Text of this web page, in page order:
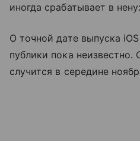
иногда срабатывает в
О точной дате выпуска
публики пока неизвестно.
случится в середине